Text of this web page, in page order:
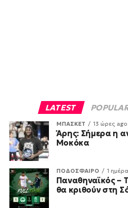
LATEST
ΜΠΑΣΚΕΤ 13 ώρες ago
Άρης: Σήμερα η
Μοκόκα
ΠΟΔΟΣΦΑΙΡΟ 1
Παναθηναϊκός –
θα κριθούν στη